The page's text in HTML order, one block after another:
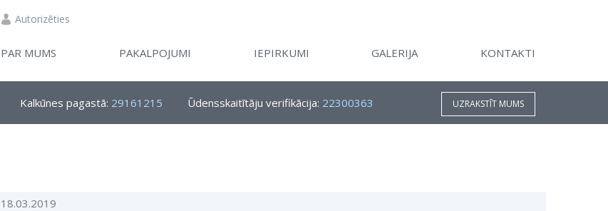
Autorizēties
PAR MUMS PAKALPOJUMI IEPIRKUMI GALERIJA KONTAKTI
Kalkūnes pagastā: 29161215 Ūdensskaitītāju verifikācija: 22300363 UZRAKSTĪT MUMS
18.03.2019